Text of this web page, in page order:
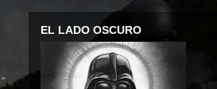
EL LADO OSCURO